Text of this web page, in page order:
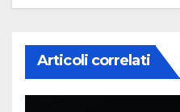
Articoli correlati